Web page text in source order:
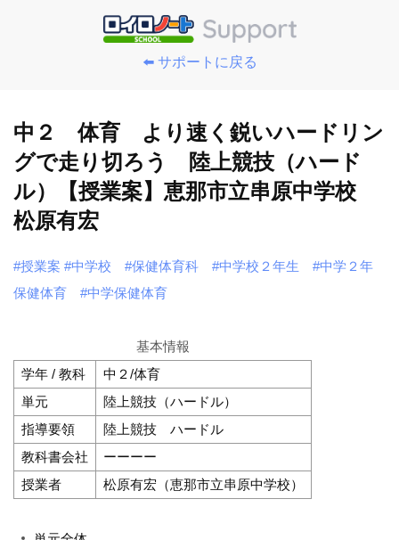
⬅️ サポートに戻る
中２ 体育 より速く鋭いハードリン
グで走り切ろう 陸上競技（ハード
ル）【授業案】恵那市立串原中学校
松原有宏
#授業案 #中学校 #保健体育科 #中学校２年生
#中学２年
保健体育
#中学保健体育
基本情報
学年 / 教科
中２/体育
単元
陸上競技（ハードル）
指導要領
陸上競技 ハードル
教科書会社
ーーーー
授業者
松原有宏（恵那市立串原中学校）